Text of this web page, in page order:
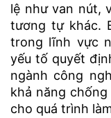
lệ như van nút,
tương tự khác.
trong lĩnh vực
yếu tố quyết
ngành công
khả năng
cho quá trình